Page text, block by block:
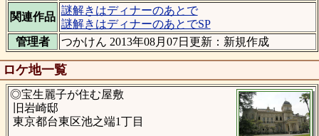
関連作品
謎解きはディナーのあとで
謎解きはディナーのあとでSP
管理者
つかけん 2013年08月07日更新：新規作成
ロケ地一覧
◎宝生麗子が住む屋敷
旧岩崎邸
東京都台東区池之端1丁目